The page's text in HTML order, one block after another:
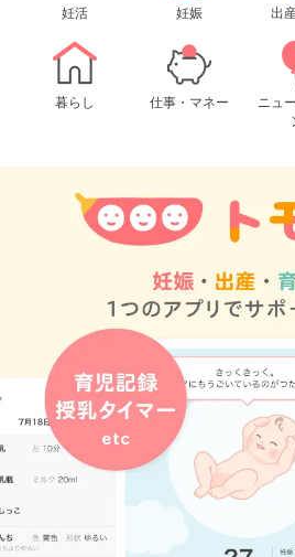
妊活 妊娠 出
暮らし 仕事・マネー
ニュ